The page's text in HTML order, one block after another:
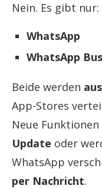
Nein. Es gibt nur:
WhatsApp
WhatsApp
Beide werden
App-Stores
Neue
Update oder
WhatsApp
per Nachricht.